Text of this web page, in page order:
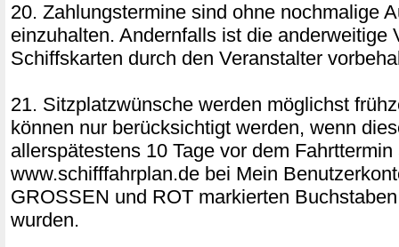
20. Zahlungstermine sind ohne nochmalige
einzuhalten. Andernfalls ist die anderweitige
Schiffskarten durch den Veranstalter
21. Sitzplatzwünsche werden möglichst
können nur berücksichtigt werden, wenn
allerspätestens 10 Tage vor dem Fahrttermin
www.schifffahrplan.de bei Mein
GROSSEN und ROT markierten
wurden.